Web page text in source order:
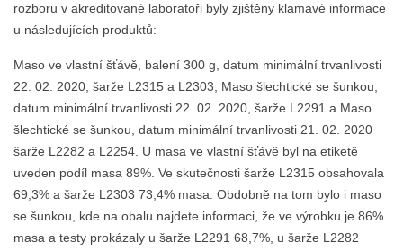
rozboru v akreditované laboratoři byly zjištěny klamavé informace
u následujících produktů:
Maso ve vlastní šťávě, balení 300 g, datum minimální trvanlivosti
22. 02. 2020, šarže L2315 a L2303; Maso šlechtické se šunkou,
datum minimální trvanlivosti 22. 02. 2020, šarže L2291 a Maso
šlechtické se šunkou, datum minimální trvanlivosti 21. 02. 2020
šarže L2282 a L2254. U masa ve vlastní šťávě byl na etiketě
uveden podíl masa 89%. Ve skutečnosti šarže L2315 obsahovala
69,3% a šarže L2303 73,4% masa. Obdobně na tom bylo i maso
se šunkou, kde na obalu najdete informaci, že ve výrobku je 86%
masa a testy prokázaly u šarže L2291 68,7%, u šarže L2282